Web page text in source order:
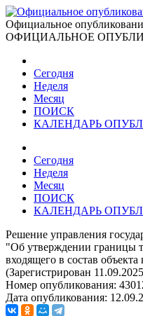
Официальное
ОФИЦИАЛЬНОЕ
Сегодня
Неделя
Месяц
ПОИСК
КАЛЕНДАРЬ
Сегодня
Неделя
Месяц
ПОИСК
КАЛЕНДАРЬ
Решение управления
"Об утверждении границы
входящего в состав
(Зарегистрирован
Номер опубликования:
Дата опубликования: